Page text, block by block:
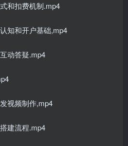
和扣费机制.mp4
知和开户基础,mp4
动答疑.mp4
视频制作,mp4
建流程.mp4